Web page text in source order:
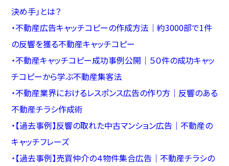
決め手」とは？
・不動産広告キャッチコピーの作成方法｜約3000部で1件
の反響を獲る不動産キャッチコピー
・不動産キャッチコピー成功事例公開｜５０件の成功キャッ
チコピーから学ぶ不動産集客法
・不動産業界におけるレスポンス広告の作り方｜反響のある
不動産チラシ作成術
・【過去事例】反響の取れた中古マンション広告｜不動産の
キャッチフレーズ
・【過去事例】売買仲介の４物件集合広告｜不動産チラシの